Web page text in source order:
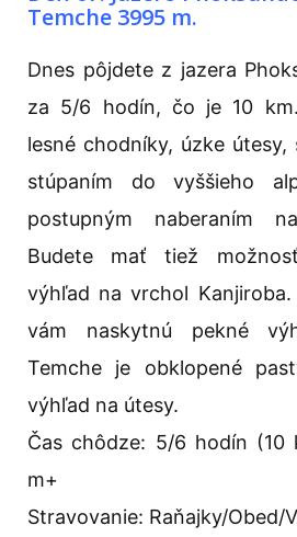
Temche 3995 m.
Dnes pôjdete z jazera
za 5/6 hodín, čo je 10
lesné chodníky, úzke útesy,
stúpaním do vyššieho
postupným naberaním
Budete mať tiež
výhľad na vrchol
vám naskytnú pekné
Temche je obklopené
výhľad na útesy.
Čas chôdze: 5/6 hodín (10
m+
Stravovanie: Raňajky/Obed/